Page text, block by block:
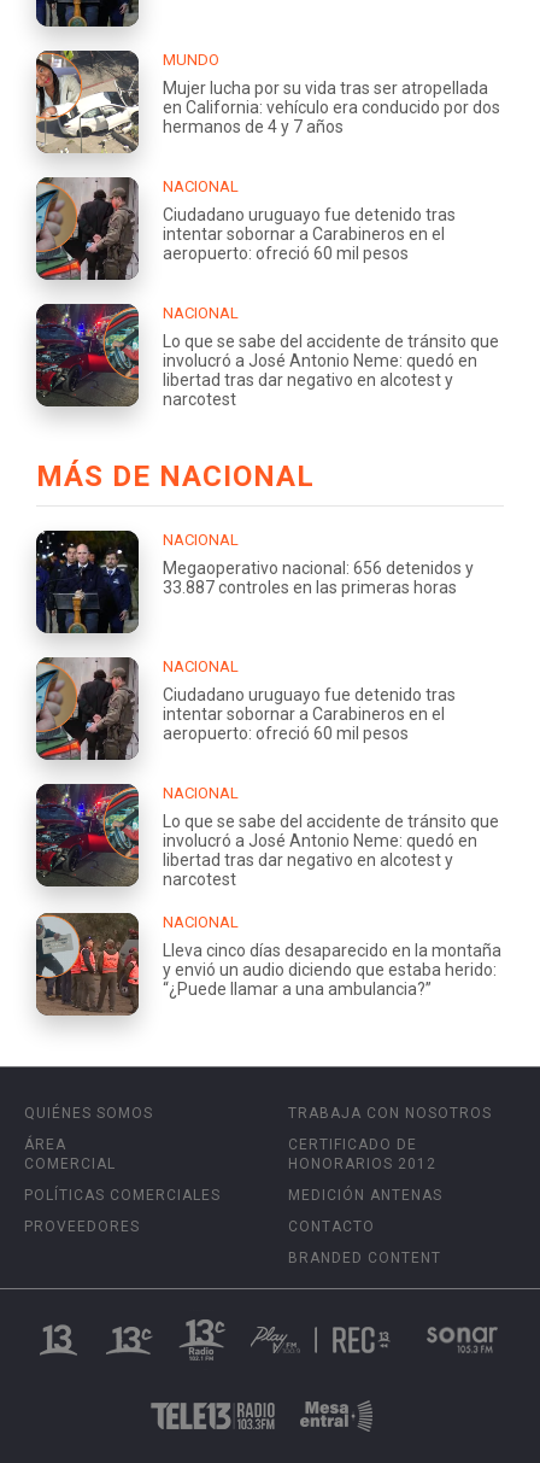
MUNDO
Mujer lucha por su vida tras ser atropellada
en California: vehículo era conducido por dos
hermanos de 4 y 7 años
NACIONAL
Ciudadano uruguayo fue detenido tras
intentar sobornar a Carabineros en el
aeropuerto: ofreció 60 mil pesos
NACIONAL
Lo que se sabe del accidente de tránsito que
involucró a José Antonio Neme: quedó en
libertad tras dar negativo en alcotest y
narcotest
MÁS DE NACIONAL
NACIONAL
Megaoperativo nacional: 656 detenidos y
33.887 controles en las primeras horas
NACIONAL
Ciudadano uruguayo fue detenido tras
intentar sobornar a Carabineros en el
aeropuerto: ofreció 60 mil pesos
NACIONAL
Lo que se sabe del accidente de tránsito que
involucró a José Antonio Neme: quedó en
libertad tras dar negativo en alcotest y
narcotest
NACIONAL
Lleva cinco días desaparecido en la montaña
y envió un audio diciendo que estaba herido:
“¿Puede llamar a una ambulancia?”
QUIÉNES SOMOS
ÁREA
COMERCIAL
POLÍTICAS COMERCIALES
PROVEEDORES
TRABAJA CON NOSOTROS
CERTIFICADO DE
HONORARIOS 2012
MEDICIÓN ANTENAS
CONTACTO
BRANDED CONTENT